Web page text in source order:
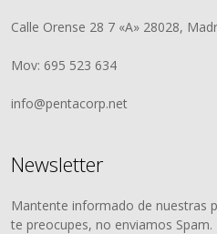
Calle Orense 28 7 «A» 28028,
Mov: 695 523 634
info@pentacorp.net
Newsletter
Mantente informado de nuestras
te preocupes, no enviamos Spam.